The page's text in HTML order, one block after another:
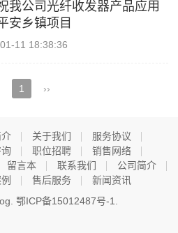
我公司光纤收发器产品应用
安乡镇项目
11 18:38:36
1 ››
关于我们
服务协议
职位招聘
销售网络
留言本 联系我们
公司简介
售后服务
新闻资讯
鄂ICP备15012487号-1